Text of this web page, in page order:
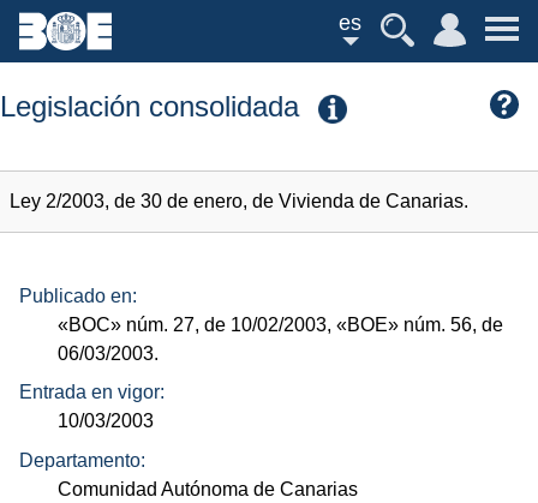
es
Legislación consolidada
Ley 2/2003, de 30 de enero, de Vivienda de Canarias.
Publicado en:
«BOC» núm. 27, de 10/02/2003,«BOE» núm. 56, de
06/03/2003.
Entrada en vigor:
10/03/2003
Departamento:
Comunidad Autónoma de Canarias